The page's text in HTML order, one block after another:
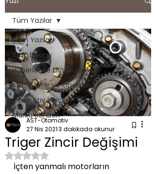
Tüm Yazılar
Araç Bakımı
Haberler ve Duyurular
Araç Tamir ve Onarım
Otomotiv İpuçları
Marka Rehberi
Tüm Yazılar
Triger Zincir Değişimi
AST-Otomotiv
27 Nis 20213 dakikada okunur
5 üzerinden NaN yıldız
İçten yanmalı motorların